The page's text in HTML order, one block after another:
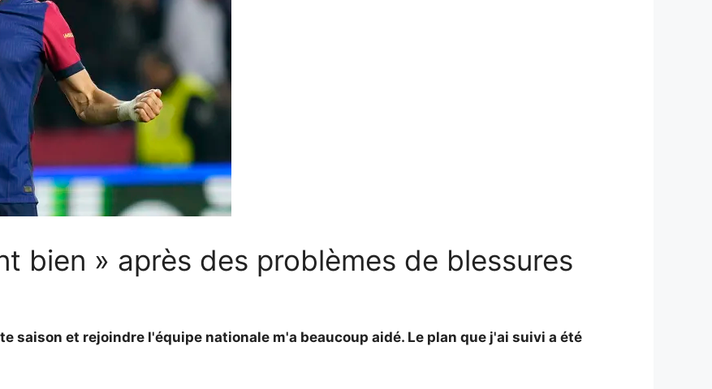
bien » après des problèmes de blessures
saison et rejoindre l'équipe nationale m'a beaucoup aidé. Le plan que j'ai suivi a été